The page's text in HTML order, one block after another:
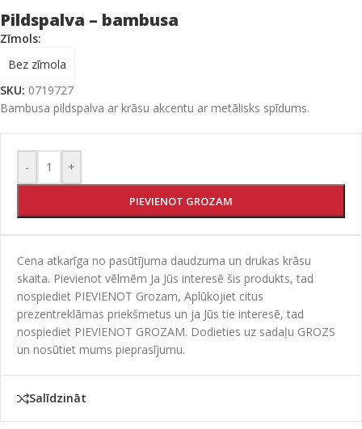
Pildspalva – bambusa
Zīmols:
Bez zīmola
SKU: 0719727
Bambusa pildspalva ar krāsu akcentu ar metālisks spīdums.
- +
PIEVIENOT GROZAM
Cena atkarīga no pasūtījuma daudzuma un drukas krāsu
skaita. Pievienot vēlmēm Ja Jūs interesē šis produkts, tad
nospiediet PIEVIENOT Grozam, Aplūkojiet citus
prezentreklāmas priekšmetus un ja Jūs tie interesē, tad
nospiediet PIEVIENOT GROZAM. Dodieties uz sadaļu GROZS
un nosūtiet mums pieprasījumu.
Salīdzināt